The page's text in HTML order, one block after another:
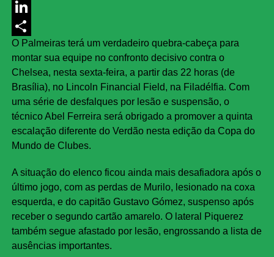
Messenger
LinkedIn
Share
O Palmeiras terá um verdadeiro quebra-cabeça para
montar sua equipe no confronto decisivo contra o
Chelsea, nesta sexta-feira, a partir das 22 horas (de
Brasília), no Lincoln Financial Field, na Filadélfia. Com
uma série de desfalques por lesão e suspensão, o
técnico Abel Ferreira será obrigado a promover a quinta
escalação diferente do Verdão nesta edição da Copa do
Mundo de Clubes.
A situação do elenco ficou ainda mais desafiadora após o
último jogo, com as perdas de Murilo, lesionado na coxa
esquerda, e do capitão Gustavo Gómez, suspenso após
receber o segundo cartão amarelo. O lateral Piquerez
também segue afastado por lesão, engrossando a lista de
ausências importantes.